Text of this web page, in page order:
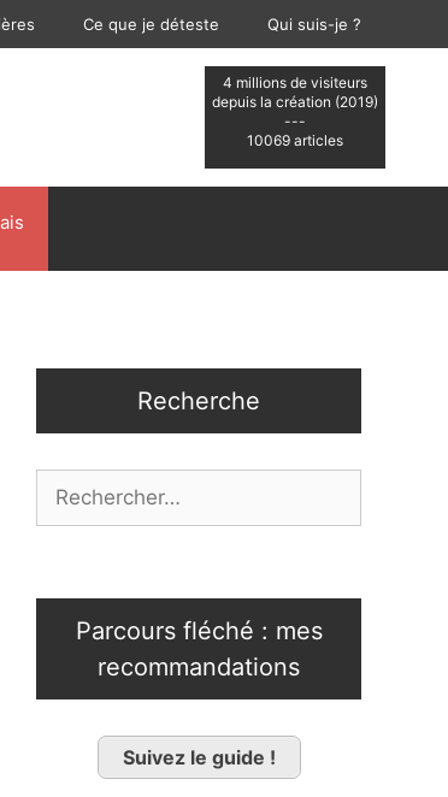
Ce que je déteste Qui suis-je ?
4 millions de visiteurs
depuis la création (2019)
---
10069 articles
Recherche
Parcours fléché : mes
recommandations
Suivez le guide !